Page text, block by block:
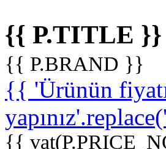
{{ P.TITLE }}
{{ P.BRAND }}
{{ 'Ürünün
{{